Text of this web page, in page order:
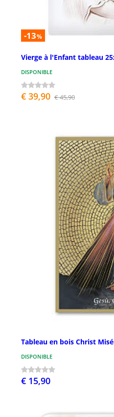
-13%
Vierge à l'Enfant tableau
DISPONIBLE
€ 39,90 € 45,90
Tableau en bois Christ
DISPONIBLE
€ 15,90